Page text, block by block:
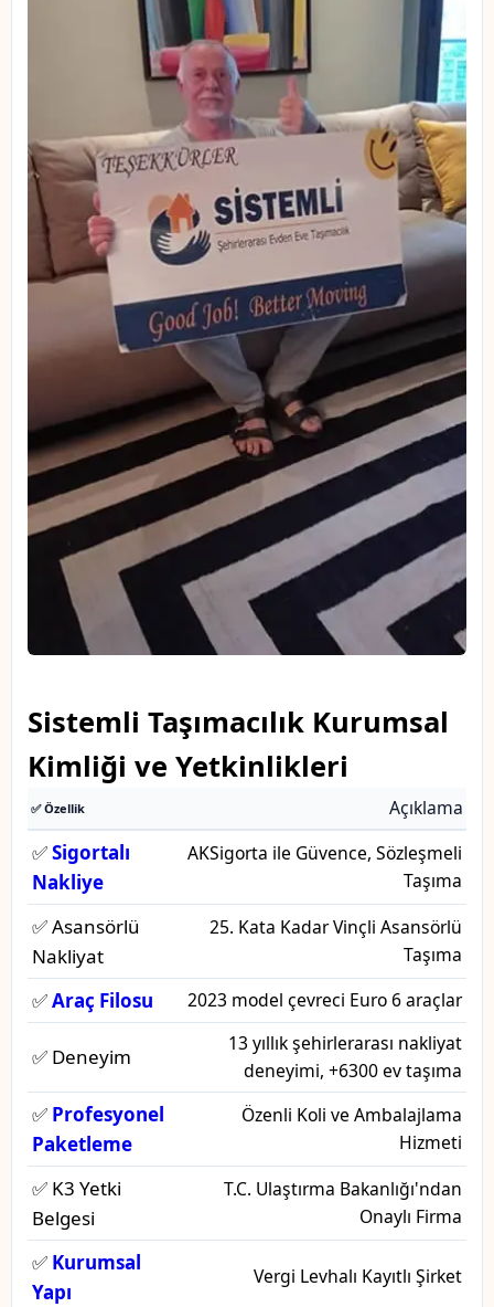
Sistemli Taşımacılık Kurumsal
Kimliği ve Yetkinlikleri
✅ Özellik Açıklama
✅Sigortalı
Nakliye
AKSigorta ile Güvence, Sözleşmeli
Taşıma
✅ Asansörlü
Nakliyat
25. Kata Kadar Vinçli Asansörlü
Taşıma
✅Araç Filosu 2023 model çevreci Euro 6 araçlar
✅ Deneyim
13 yıllık şehirlerarası nakliyat
deneyimi, +6300 ev taşıma
✅ Profesyonel
Paketleme
Özenli Koli ve Ambalajlama
Hizmeti
✅ K3 Yetki
Belgesi
T.C. Ulaştırma Bakanlığı'ndan
Onaylı Firma
✅ Kurumsal
Yapı
Vergi Levhalı Kayıtlı Şirket